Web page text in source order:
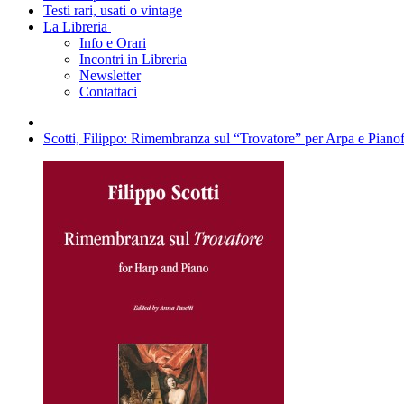
Testi rari, usati o vintage
La Libreria
Info e Orari
Incontri in Libreria
Newsletter
Contattaci
Scotti, Filippo: Rimembranza sul “Trovatore” per Arpa e